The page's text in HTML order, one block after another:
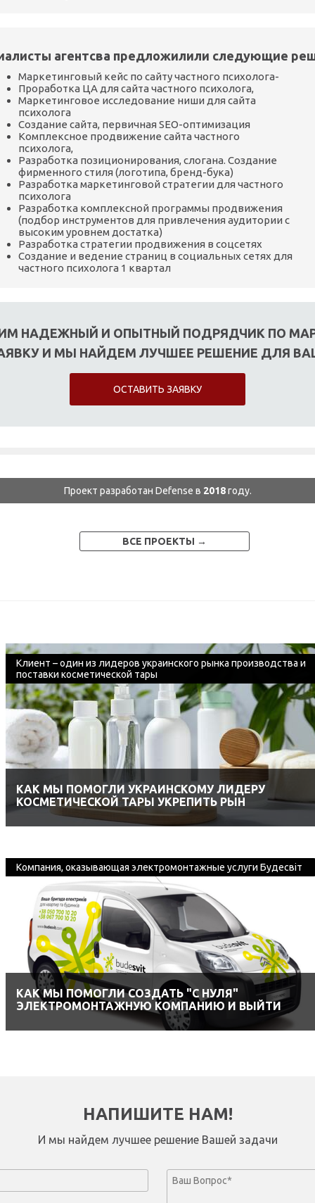
агентсва предложилили следующие
Маркетинговый кейс по сайту частного психолога-
Проработка ЦА для сайта частного психолога,
Маркетинговое исследование ниши для сайта
психолога
Создание сайта, первичная SEO-оптимизация
Комплексное продвижение сайта частного
психолога,
Разработка позиционирования, слогана. Создание
фирменного стиля (логотипа, бренд-бука)
Разработка маркетинговой стратегии для частного
психолога
Разработка комплексной программы продвижения
(подбор инструментов для привлечения аудитории с
высоким уровнем достатка)
Разработка стратегии продвижения в соцсетях
Создание и ведение страниц в социальных сетях для
частного психолога 1 квартал
НАДЕЖНЫЙ И ОПЫТНЫЙ ПОДРЯДЧИК ПО
И МЫ НАЙДЕМ ЛУЧШЕЕ РЕШЕНИЕ ДЛЯ
ОСТАВИТЬ ЗАЯВКУ
Проект разработан Defense в 2018году.
ВСЕ ПРОЕКТЫ →
КАК МЫ ПОМОГЛИ УКРАИНСКОМУ ЛИДЕРУ
КОСМЕТИЧЕСКОЙ ТАРЫ УКРЕПИТЬ РЫН
Клиент – один из лидеров украинского рынка производства и
поставки косметической тары
КАК МЫ ПОМОГЛИ СОЗДАТЬ "С НУЛЯ"
ЭЛЕКТРОМОНТАЖНУЮ КОМПАНИЮ И ВЫЙТИ
Компания, оказывающая электромонтажные услуги Будесвіт
НАПИШИТЕ НАМ!
И мы найдем лучшее решение Вашей задачи